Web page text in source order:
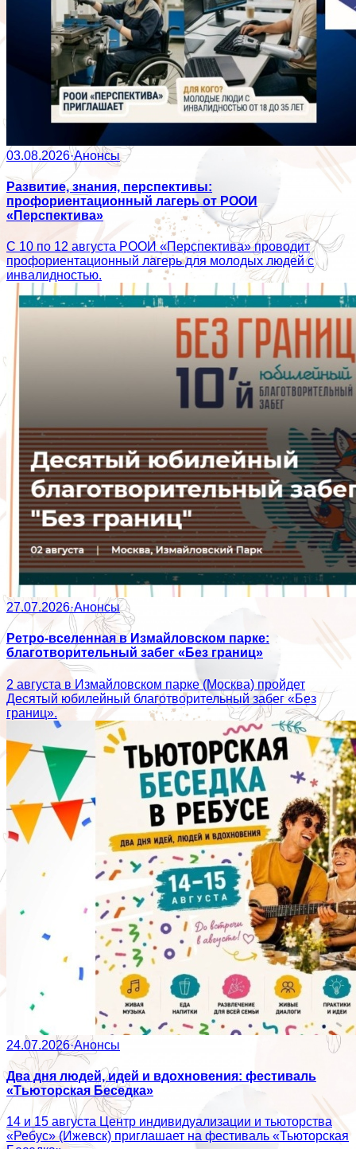
03.08.2026·Анонсы
Развитие, знания, перспективы:
профориентационный лагерь от РООИ
«Перспектива»
С 10 по 12 августа РООИ «Перспектива» проводит
профориентационный лагерь для молодых людей с
инвалидностью.
27.07.2026·Анонсы
Ретро-вселенная в Измайловском парке:
благотворительный забег «Без границ»
2 августа в Измайловском парке (Москва) пройдет
Десятый юбилейный благотворительный забег «Без
границ».
24.07.2026·Анонсы
Два дня людей, идей и вдохновения: фестиваль
«Тьюторская Беседка»
14 и 15 августа Центр индивидуализации и тьюторства
«Ребус» (Ижевск) приглашает на фестиваль «Тьюторская